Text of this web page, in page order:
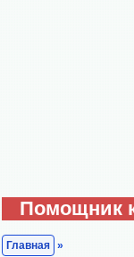
Помощник
Главная »